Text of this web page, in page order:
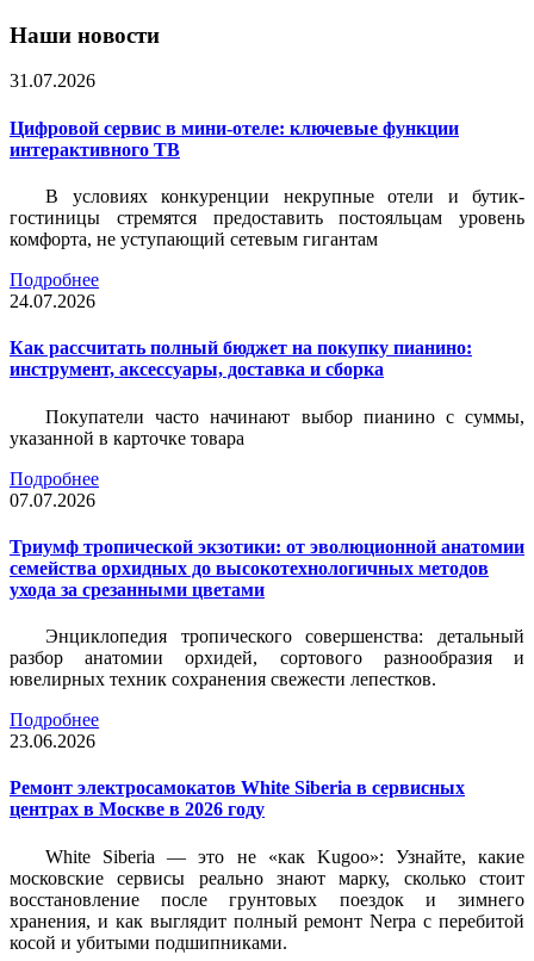
Наши новости
31.07.2026
Цифровой сервис в мини-отеле: ключевые функции
интерактивного ТВ
В условиях конкуренции некрупные отели и бутик-
гостиницы стремятся предоставить постояльцам уровень
комфорта, не уступающий сетевым гигантам
Подробнее
24.07.2026
Как рассчитать полный бюджет на покупку пианино:
инструмент, аксессуары, доставка и сборка
Покупатели часто начинают выбор пианино с суммы,
указанной в карточке товара
Подробнее
07.07.2026
Триумф тропической экзотики: от эволюционной анатомии
семейства орхидных до высокотехнологичных методов
ухода за срезанными цветами
Энциклопедия тропического совершенства: детальный
разбор анатомии орхидей, сортового разнообразия и
ювелирных техник сохранения свежести лепестков.
Подробнее
23.06.2026
Ремонт электросамокатов White Siberia в сервисных
центрах в Москве в 2026 году
White Siberia — это не «как Kugoo»: Узнайте, какие
московские сервисы реально знают марку, сколько стоит
восстановление после грунтовых поездок и зимнего
хранения, и как выглядит полный ремонт Nerpa с перебитой
косой и убитыми подшипниками.